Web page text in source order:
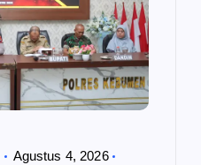
Agustus 4, 2026